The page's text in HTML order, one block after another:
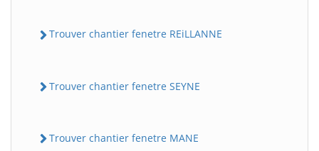
Trouver chantier fenetre REiLLANNE
Trouver chantier fenetre SEYNE
Trouver chantier fenetre MANE